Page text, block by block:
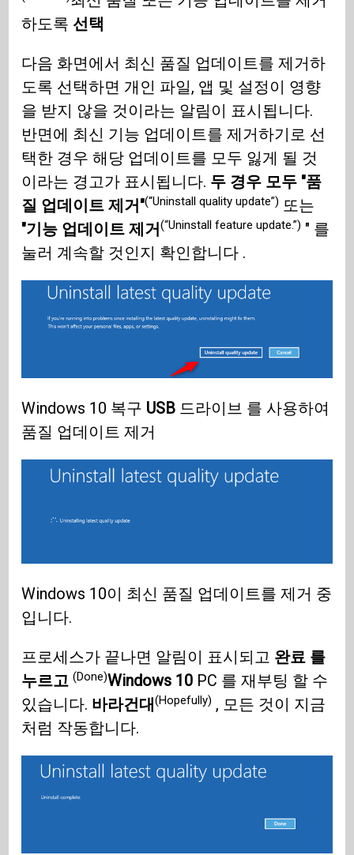
하도록 선택
다음 화면에서 최신 품질 업데이트를 제거하
도록 선택하면 개인 파일, 앱 및 설정이 영향
을 받지 않을 것이라는 알림이 표시됩니다.
반면에 최신 기능 업데이트를 제거하기로 선
택한 경우 해당 업데이트를 모두 잃게 될 것
이라는 경고가 표시됩니다. 두 경우 모두 "품
질 업데이트 제거"(“Uninstall quality update”) 또는
"기능 업데이트 제거(“Uninstall feature update.”) " 를
눌러 계속할 것인지 확인합니다 .
Windows 10 복구 USB 드라이브 를 사용하여
품질 업데이트 제거
Windows 10이 최신 품질 업데이트를 제거 중
입니다.
프로세스가 끝나면 알림이 표시되고 완료 를
누르고(Done)Windows 10 PC 를 재부팅 할 수
있습니다. 바라건대(Hopefully) , 모든 것이 지금
처럼 작동합니다.